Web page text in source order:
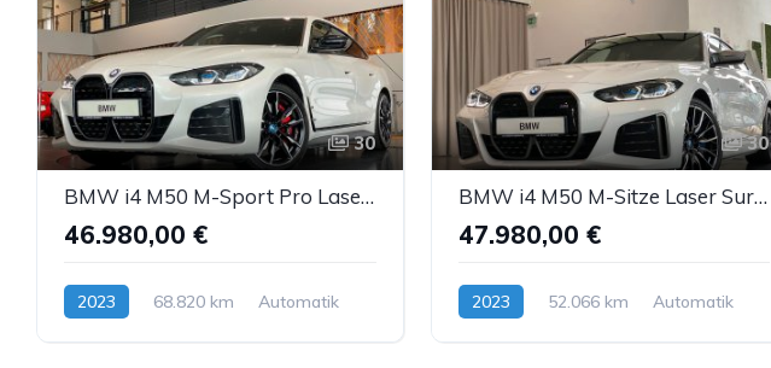
30
BMW i4 M50 M-Sport Pro Laser M-Sitze SurrV H&K ACC
46.980,00 €
2023 68.820 km
Automatik
30
BMW i4 M50 M-Sitze Laser SurrView eGSD H&K ACC AHK
47.980,00 €
2023 52.066 km
Automatik